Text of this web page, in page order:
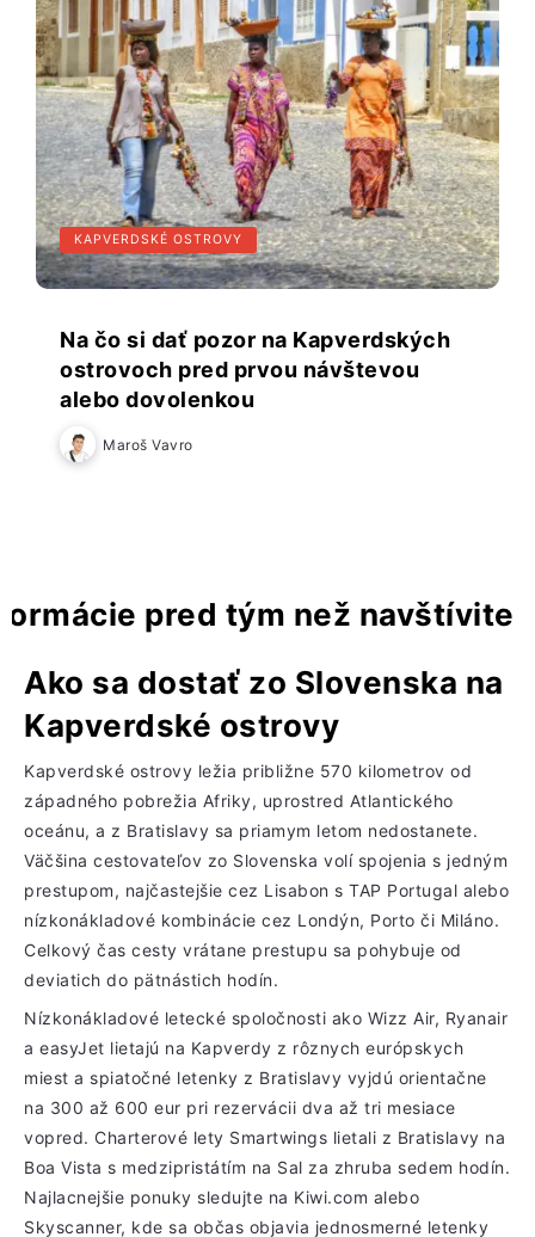
KAPVERDSKÉ OSTROVY
Na čo si dať pozor na Kapverdských
ostrovoch pred prvou návštevou
alebo dovolenkou
Maroš Vavro
pred tým než navštívite
Ako sa dostať zo Slovenska na
Kapverdské ostrovy
Kapverdské ostrovy ležia približne 570 kilometrov od
západného pobrežia Afriky, uprostred Atlantického
oceánu, a z Bratislavy sa priamym letom nedostanete.
Väčšina cestovateľov zo Slovenska volí spojenia s jedným
prestupom, najčastejšie cez Lisabon s TAP Portugal alebo
nízkonákladové kombinácie cez Londýn, Porto či Miláno.
Celkový čas cesty vrátane prestupu sa pohybuje od
deviatich do pätnástich hodín.
Nízkonákladové letecké spoločnosti ako Wizz Air, Ryanair
a easyJet lietajú na Kapverdy z rôznych európskych
miest a spiatočné letenky z Bratislavy vyjdú orientačne
na 300 až 600 eur pri rezervácii dva až tri mesiace
vopred. Charterové lety Smartwings lietali z Bratislavy na
Boa Vista s medzipristátím na Sal za zhruba sedem hodín.
Najlacnejšie ponuky sledujte na Kiwi.com alebo
Skyscanner, kde sa občas objavia jednosmerné letenky